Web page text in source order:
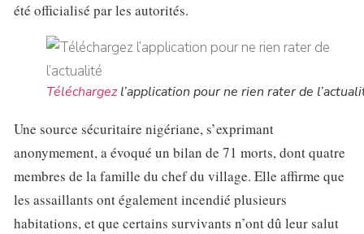
été officialisé par les autorités.
Téléchargezl’application pour ne rien rater de
Une source sécuritaire nigériane, s’exprimant
anonymement, a évoqué un bilan de 71 morts, dont quatre
membres de la famille du chef du village. Elle affirme que
les assaillants ont également incendié plusieurs
habitations, et que certains survivants n’ont dû leur salut